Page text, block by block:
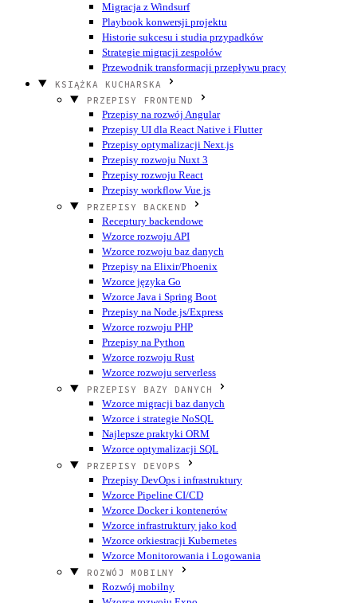
Migracja z Windsurf
Playbook konwersji projektu
Historie sukcesu i studia przypadków
Strategie migracji zespołów
Przewodnik transformacji przepływu pracy
KSIĄŻKA KUCHARSKA
PRZEPISY FRONTEND
Przepisy na rozwój Angular
Przepisy UI dla React Native i Flutter
Przepisy optymalizacji Next.js
Przepisy rozwoju Nuxt 3
Przepisy rozwoju React
Przepisy workflow Vue.js
PRZEPISY BACKEND
Receptury backendowe
Wzorce rozwoju API
Wzorce rozwoju baz danych
Przepisy na Elixir/Phoenix
Wzorce języka Go
Wzorce Java i Spring Boot
Przepisy na Node.js/Express
Wzorce rozwoju PHP
Przepisy na Python
Wzorce rozwoju Rust
Wzorce rozwoju serverless
PRZEPISY BAZY DANYCH
Wzorce migracji baz danych
Wzorce i strategie NoSQL
Najlepsze praktyki ORM
Wzorce optymalizacji SQL
PRZEPISY DEVOPS
Przepisy DevOps i infrastruktury
Wzorce Pipeline CI/CD
Wzorce Docker i kontenerów
Wzorce infrastruktury jako kod
Wzorce orkiestracji Kubernetes
Wzorce Monitorowania i Logowania
ROZWÓJ MOBILNY
Rozwój mobilny